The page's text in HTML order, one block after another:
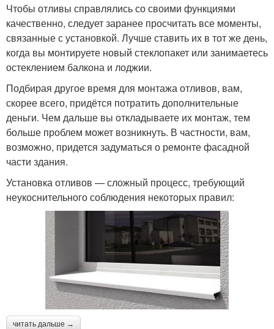
Чтобы отливы справлялись со своими функциями
качественно, следует заранее просчитать все моменты,
связанные с установкой. Лучше ставить их в тот же день,
когда вы монтируете новый стеклопакет или занимаетесь
остеклением балкона и лоджии.
Подбирая другое время для монтажа отливов, вам,
скорее всего, придётся потратить дополнительные
деньги. Чем дальше вы откладываете их монтаж, тем
больше проблем может возникнуть. В частности, вам,
возможно, придется задуматься о ремонте фасадной
части здания.
Установка отливов — сложный процесс, требующий
неукоснительного соблюдения некоторых правил:
читать дальше →